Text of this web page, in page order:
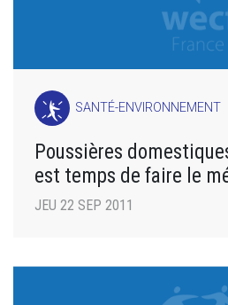
SANTÉ-ENVIRONNEMENT
Poussières
est temps de faire le
JEU 22 SEP 2011